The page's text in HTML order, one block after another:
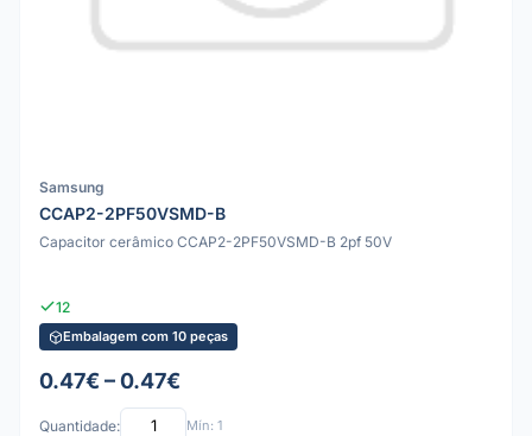
Samsung
CCAP2-2PF50VSMD-B
Capacitor cerâmico CCAP2-2PF50VSMD-B 2pf 50V
12
Embalagem com 10 peças
0.47€ – 0.47€
Quantidade: Mín: 1